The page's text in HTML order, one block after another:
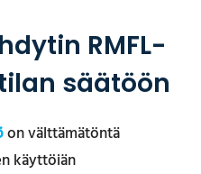
RMFL-
säätöön
on välttämätöntä
käyttöiän